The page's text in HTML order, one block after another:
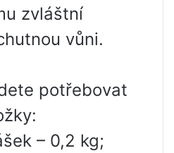
zvláštní
vůni.
potřebovat
– 0,2 kg;